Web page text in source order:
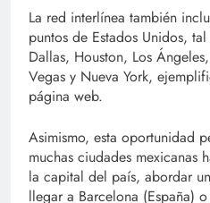
La red interlínea también
puntos de Estados Unidos,
Dallas, Houston, Los
Vegas y Nueva York,
página web.
Asimismo, esta oportunidad
muchas ciudades mexicanas
la capital del país, abordar
llegar a Barcelona (España)